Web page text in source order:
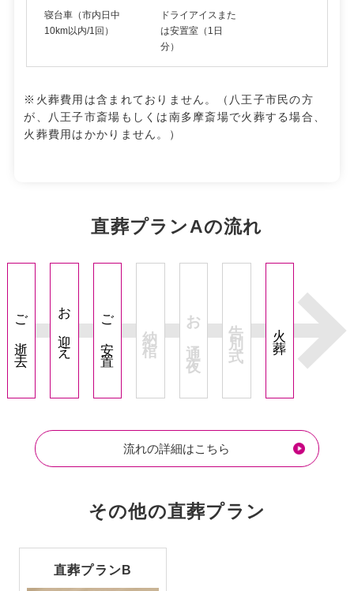
寝台車（市内日中
10km以内/1回）
ドライアイスまた
は安置室（1日
分）
※火葬費用は含まれておりません。（八王子市民の方
が、八王子市斎場もしくは南多摩斎場で火葬する場合、
火葬費用はかかりません。）
直葬プランAの流れ
ご逝去 お迎え ご安置 納棺 お通夜 告別式 火葬
流れの詳細はこちら
その他の直葬プラン
直葬プランB